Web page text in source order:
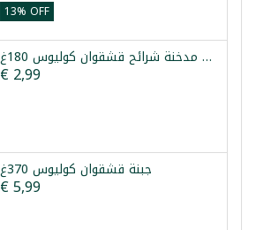
13% OFF
جبنة مدخنة شرائح قشقوان كوليوس 180غ
€ 2,99
جبنة قشقوان كوليوس 370غ
€ 5,99